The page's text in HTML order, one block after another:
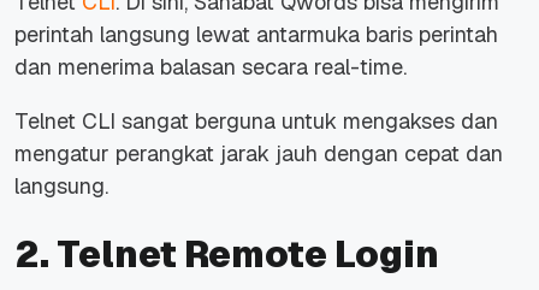
perintah langsung lewat antarmuka baris perintah
dan menerima balasan secara real-time.
Telnet CLI sangat berguna untuk mengakses dan
mengatur perangkat jarak jauh dengan cepat dan
langsung.
2. Telnet Remote Login